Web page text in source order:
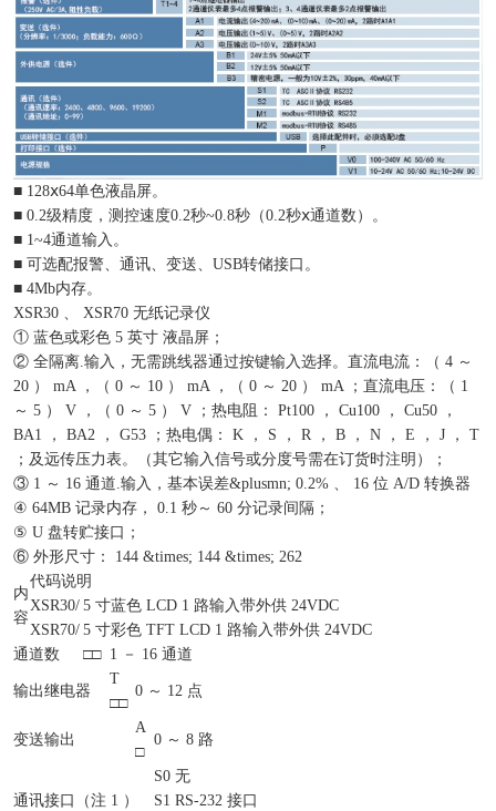
■ 128ⅹ64单色液晶屏。
■ 0.2级精度，测控速度0.2秒~0.8秒（0.2秒ⅹ通道数）。
■ 1~4通道输入。
■ 可选配报警、通讯、变送、USB转储接口。
■ 4Mb内存。
XSR30 、 XSR70 无纸记录仪
① 蓝色或彩色 5 英寸 液晶屏；
② 全隔离.输入，无需跳线器通过按键输入选择。直流电流：（ 4 ～
20 ） mA ，（ 0 ～ 10 ） mA ，（ 0 ～ 20 ） mA ；直流电压：（ 1
～ 5 ） V ，（ 0 ～ 5 ） V ；热电阻： Pt100 ， Cu100 ， Cu50 ，
BA1 ， BA2 ， G53 ；热电偶： K ， S ， R ， B ， N ， E ， J ， T
；及远传压力表。（其它输入信号或分度号需在订货时注明）；
③ 1 ～ 16 通道.输入，基本误差&plusmn; 0.2% 、 16 位 A/D 转换器
④ 64MB 记录内存， 0.1 秒～ 60 分记录间隔；
⑤ U 盘转贮接口；
⑥ 外形尺寸： 144 &times; 144 &times; 262
内
容
代码说明
XSR30/ 5 寸蓝色 LCD 1 路输入带外供 24VDC
XSR70/ 5 寸彩色 TFT LCD 1 路输入带外供 24VDC
通道数
□□ 1 － 16 通道
输出继电器
T
□□
0 ～ 12 点
变送输出
A
□
0 ～ 8 路
通讯接口（注 1 ）
S0 无
S1 RS-232 接口